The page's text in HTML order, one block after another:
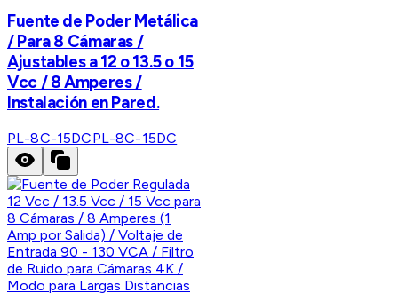
Fuente de Poder Metálica
/ Para 8 Cámaras /
Ajustables a 12 o 13.5 o 15
Vcc / 8 Amperes /
Instalación en Pared.
PL-8C-15DCPL-8C-15DC